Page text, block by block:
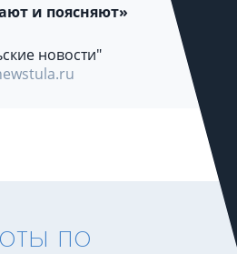
и поясняют»
новости"
по